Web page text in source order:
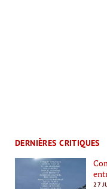
DERNIÈRES CRITIQUES
27